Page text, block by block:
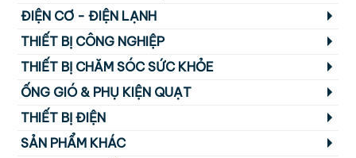
ĐIỆN CƠ - ĐIỆN LẠNH
THIẾT BỊ CÔNG NGHIỆP
THIẾT BỊ CHĂM SÓC SỨC KHỎE
ỐNG GIÓ & PHỤ KIỆN QUẠT
THIẾT BỊ ĐIỆN
SẢN PHẨM KHÁC